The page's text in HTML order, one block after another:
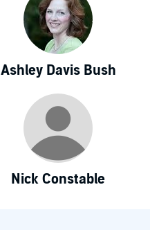
Ashley Davis Bush
Nick Constable